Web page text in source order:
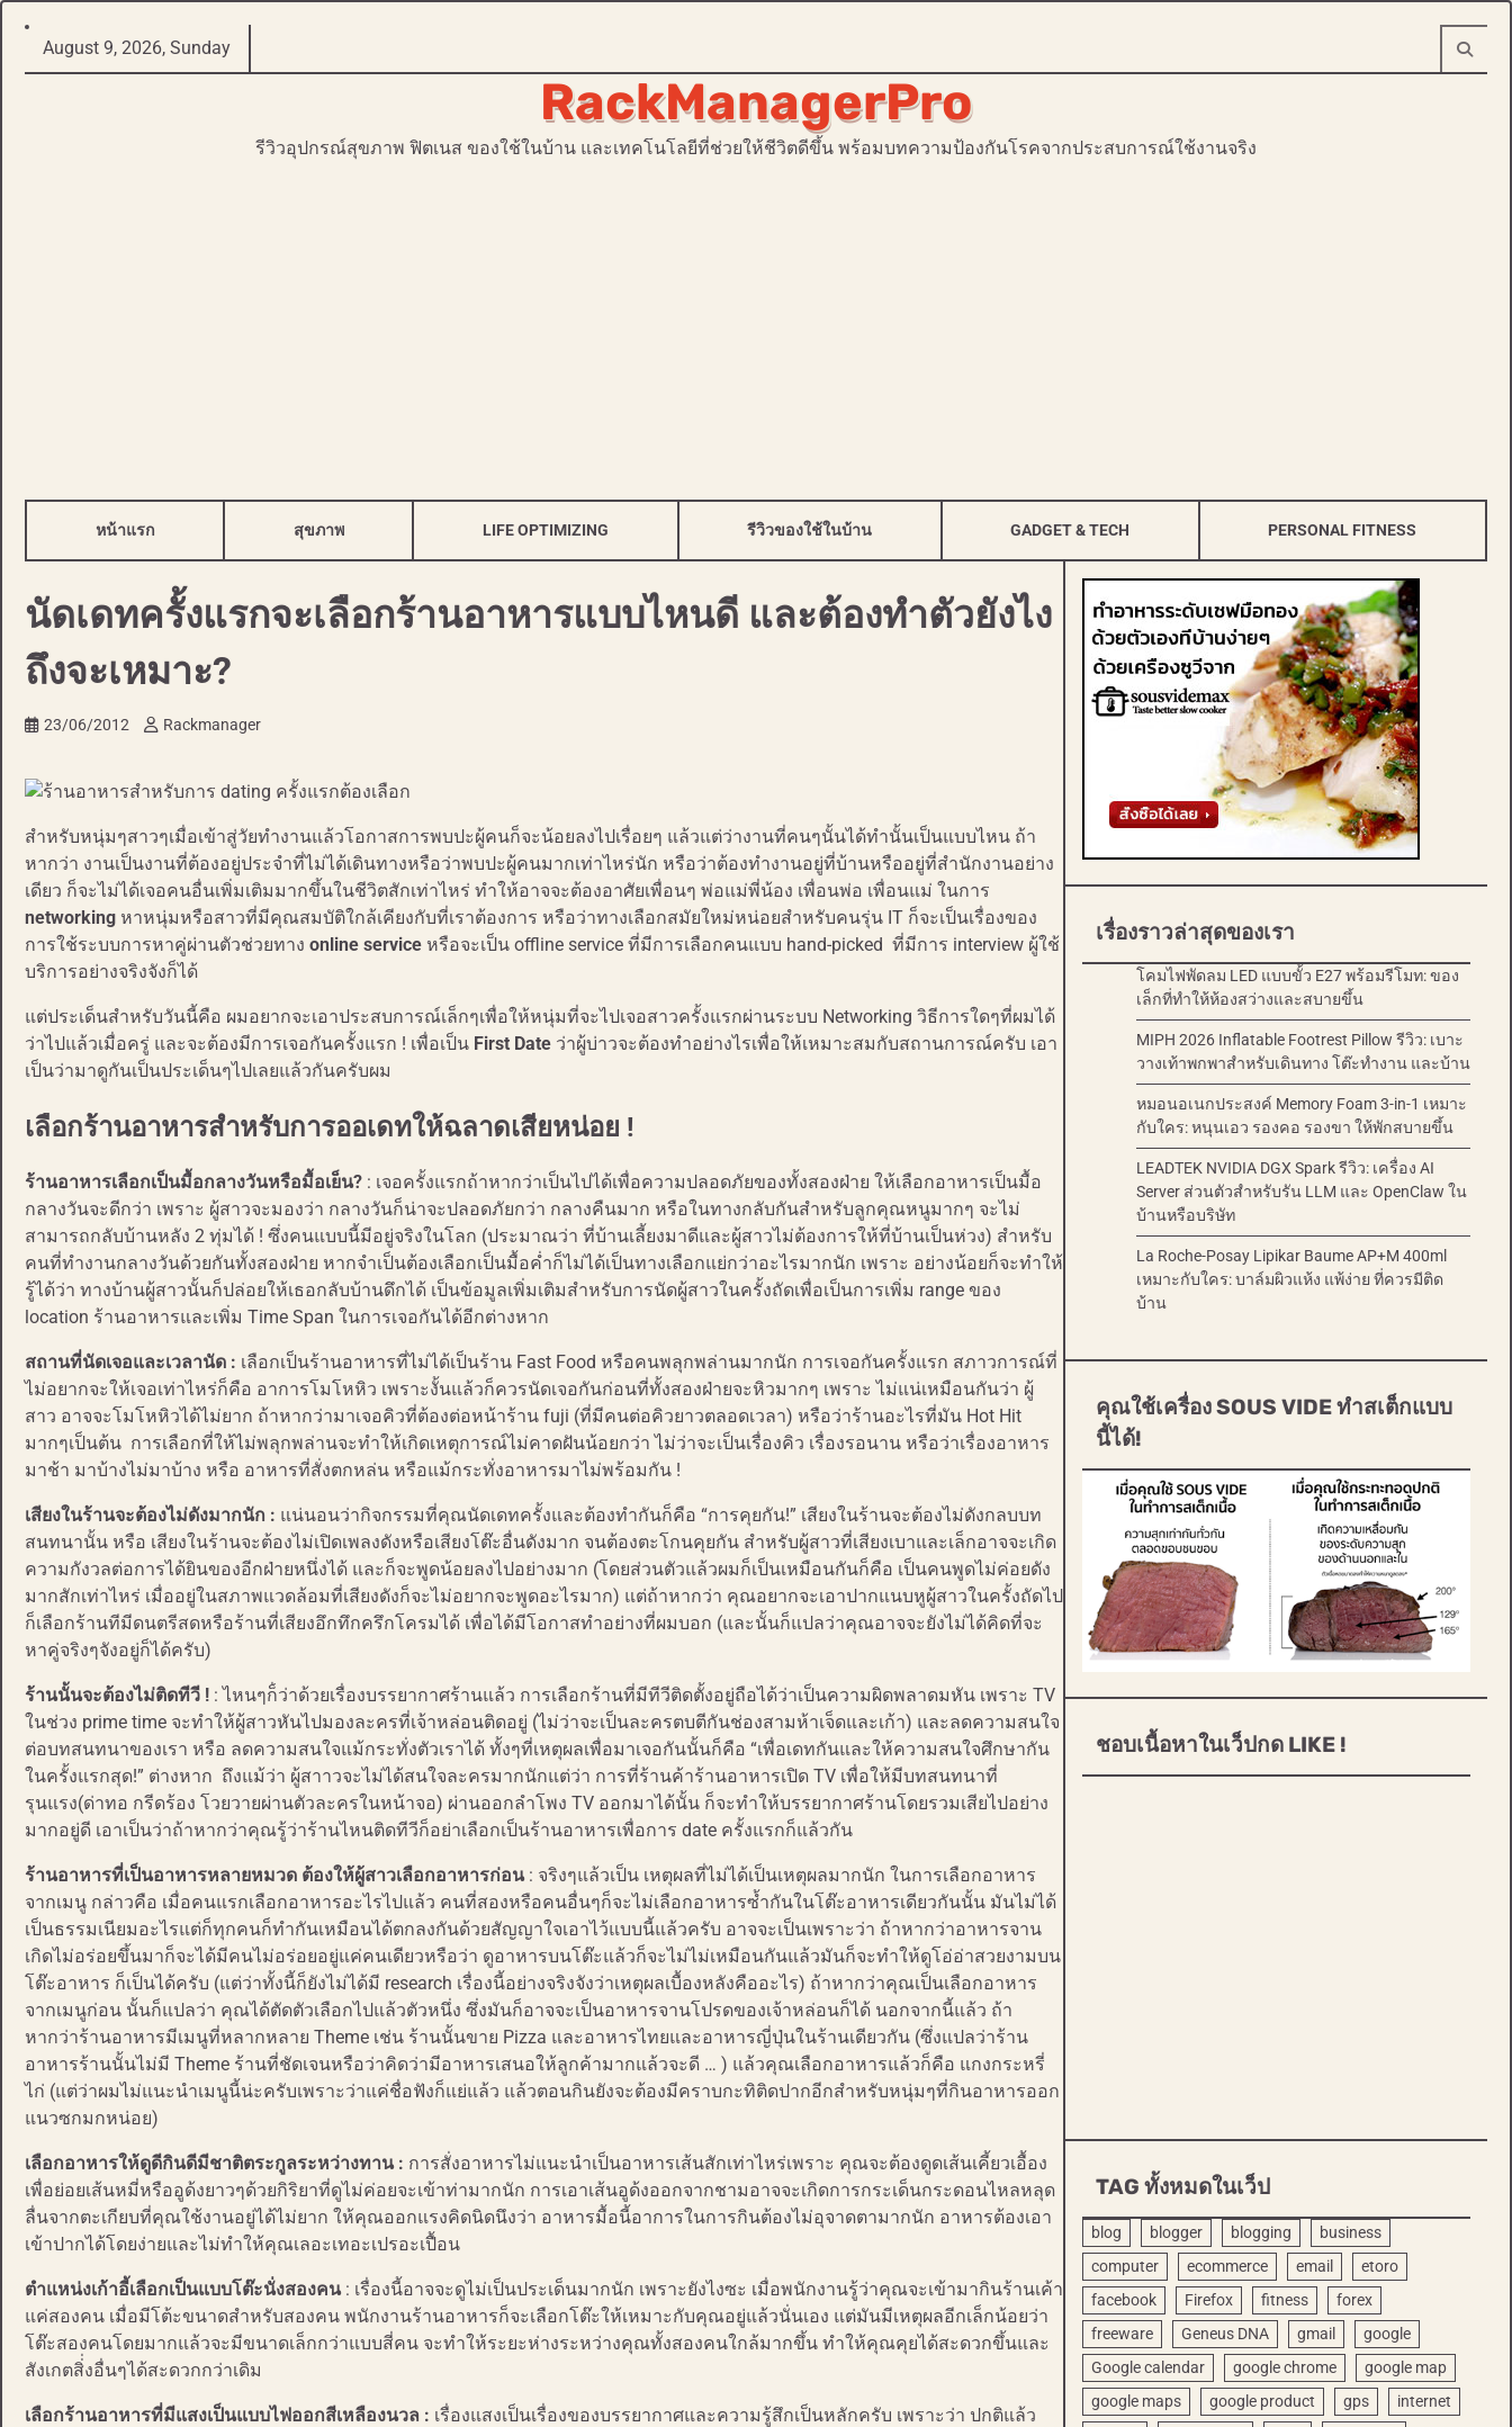
Skip
August 9, 2026, Sunday
RackManagerPro
รีวิวอุปกรณ์สุขภาพ ฟิตเนส ของใช้ในบ้าน และเทคโนโลยีที่ช่วยให้ชีวิตดีขึ้น พร้อมบทความป้องกันโรคจากประสบการณ์ใช้งานจริง
หน้าแรก สุขภาพ LIFE OPTIMIZING รีวิวของใช้ในบ้าน GADGET & TECH PERSONAL FITNESS
นัดเดทครั้งแรกจะเลือกร้านอาหารแบบไหนดี และต้องทำตัวยังไง
ถึงจะเหมาะ?
23/06/2012 Rackmanager
สำหรับหนุ่มๆสาวๆเมื่อเข้าสู่วัยทำงานแล้วโอกาสการพบปะผู้คนก็จะน้อยลงไปเรื่อยๆ แล้วแต่ว่างานที่คนๆนั้นได้ทำนั้นเป็นแบบไหน ถ้า
หากว่า งานเป็นงานที่ต้องอยู่ประจำที่ไม่ได้เดินทางหรือว่าพบปะผู้คนมากเท่าไหร่นัก หรือว่าต้องทำงานอยู่ที่บ้านหรืออยู่ที่สำนักงานอย่าง
เดียว ก็จะไม่ได้เจอคนอื่นเพิ่มเติมมากขึ้นในชีวิตสักเท่าไหร่ ทำให้อาจจะต้องอาศัยเพื่อนๆ พ่อแม่พี่น้อง เพื่อนพ่อ เพื่อนแม่ ในการ
networking หาหนุ่มหรือสาวที่มีคุณสมบัติใกล้เคียงกับที่เราต้องการ หรือว่าทางเลือกสมัยใหม่หน่อยสำหรับคนรุ่น IT ก็จะเป็นเรื่องของ
การใช้ระบบการหาคู่ผ่านตัวช่วยทาง online service หรือจะเป็น offline service ที่มีการเลือกคนแบบ hand-picked ที่มีการ interview ผู้ใช้
บริการอย่างจริงจังก็ได้
แต่ประเด็นสำหรับวันนี้คือ ผมอยากจะเอาประสบการณ์เล็กๆเพื่อให้หนุ่มที่จะไปเจอสาวครั้งแรกผ่านระบบ Networking วิธีการใดๆที่ผมได้
ว่าไปแล้วเมื่อครู่ และจะต้องมีการเจอกันครั้งแรก ! เพื่อเป็น First Date ว่าผู้บ่าวจะต้องทำอย่างไรเพื่อให้เหมาะสมกับสถานการณ์ครับ เอา
เป็นว่ามาดูกันเป็นประเด็นๆไปเลยแล้วกันครับผม
เลือกร้านอาหารสำหรับการออเดทให้ฉลาดเสียหน่อย !
ร้านอาหารเลือกเป็นมื้อกลางวันหรือมื้อเย็น? : เจอครั้งแรกถ้าหากว่าเป็นไปได้เพื่อความปลอดภัยของทั้งสองฝ่าย ให้เลือกอาหารเป็นมื้อ
กลางวันจะดีกว่า เพราะ ผู้สาวจะมองว่า กลางวันก็น่าจะปลอดภัยกว่า กลางคืนมาก หรือในทางกลับกันสำหรับลูกคุณหนูมากๆ จะไม่
สามารถกลับบ้านหลัง 2 ทุ่มได้ ! ซึ่งคนแบบนี้มีอยู่จริงในโลก (ประมาณว่า ที่บ้านเลี้ยงมาดีและผู้สาวไม่ต้องการให้ที่บ้านเป็นห่วง) สำหรับ
คนที่ทำงานกลางวันด้วยกันทั้งสองฝ่าย หากจำเป็นต้องเลือกเป็นมื้อค่ำก็ไม่ได้เป็นทางเลือกแย่กว่าอะไรมากนัก เพราะ อย่างน้อยก็จะทำให้
รู้ได้ว่า ทางบ้านผู้สาวนั้นก็ปล่อยให้เธอกลับบ้านดึกได้ เป็นข้อมูลเพิ่มเติมสำหรับการนัดผู้สาวในครั้งถัดเพื่อเป็นการเพิ่ม range ของ
location ร้านอาหารและเพิ่ม Time Span ในการเจอกันได้อีกต่างหาก
สถานที่นัดเจอและเวลานัด : เลือกเป็นร้านอาหารที่ไม่ได้เป็นร้าน Fast Food หรือคนพลุกพล่านมากนัก การเจอกันครั้งแรก สภาวการณ์ที่
ไม่อยากจะให้เจอเท่าไหร่ก็คือ อาการโมโหหิว เพราะงั้นแล้วก็ควรนัดเจอกันก่อนที่ทั้งสองฝ่ายจะหิวมากๆ เพราะ ไม่แน่เหมือนกันว่า ผู้
สาว อาจจะโมโหหิวได้ไม่ยาก ถ้าหากว่ามาเจอคิวที่ต้องต่อหน้าร้าน fuji (ที่มีคนต่อคิวยาวตลอดเวลา) หรือว่าร้านอะไรที่มัน Hot Hit
มากๆเป็นต้น การเลือกที่ให้ไม่พลุกพล่านจะทำให้เกิดเหตุการณ์ไม่คาดฝันน้อยกว่า ไม่ว่าจะเป็นเรื่องคิว เรื่องรอนาน หรือว่าเรื่องอาหาร
มาช้า มาบ้างไม่มาบ้าง หรือ อาหารที่สั่งตกหล่น หรือแม้กระทั่งอาหารมาไม่พร้อมกัน !
เสียงในร้านจะต้องไม่ดังมากนัก : แน่นอนว่ากิจกรรมที่คุณนัดเดทครั้งและต้องทำกันก็คือ “การคุยกัน!” เสียงในร้านจะต้องไม่ดังกลบบท
สนทนานั้น หรือ เสียงในร้านจะต้องไม่เปิดเพลงดังหรือเสียงโต๊ะอื่นดังมาก จนต้องตะโกนคุยกัน สำหรับผู้สาวที่เสียงเบาและเล็กอาจจะเกิด
ความกังวลต่อการได้ยินของอีกฝ่ายหนึ่งได้ และก็จะพูดน้อยลงไปอย่างมาก (โดยส่วนตัวแล้วผมก็เป็นเหมือนกันก็คือ เป็นคนพูดไม่ค่อยดัง
มากสักเท่าไหร่ เมื่ออยู่ในสภาพแวดล้อมที่เสียงดังก็จะไม่อยากจะพูดอะไรมาก) แต่ถ้าหากว่า คุณอยากจะเอาปากแนบหูผู้สาวในครั้งถัดไป
ก็เลือกร้านทีมีดนตรีสดหรือร้านที่เสียงอึกทึกครึกโครมได้ เพื่อได้มีโอกาสทำอย่างที่ผมบอก (และนั้นก็แปลว่าคุณอาจจะยังไม่ได้คิดที่จะ
หาคู่จริงๆจังอยู่ก็ได้ครับ)
ร้านนั้นจะต้องไม่ติดทีวี ! : ไหนๆก็่ว่าด้วยเรื่องบรรยากาศร้านแล้ว การเลือกร้านที่มีทีวีติดตั้งอยู่ถือได้ว่าเป็นความผิดพลาดมหัน เพราะ TV
ในช่วง prime time จะทำให้ผู้สาวหันไปมองละครที่เจ้าหล่อนติดอยู่ (ไม่ว่าจะเป็นละครตบตีกันช่องสามห้าเจ็ดและเก้า) และลดความสนใจ
ต่อบทสนทนาของเรา หรือ ลดความสนใจแม้กระทั่งตัวเราได้ ทั้งๆที่เหตุผลเพื่อมาเจอกันนั้นก็คือ “เพื่อเดทกันและให้ความสนใจศึกษากัน
ในครั้งแรกสุด!” ต่างหาก ถึงแม้ว่า ผู้สาาวจะไม่ได้สนใจละครมากนักแต่ว่า การที่ร้านค้าร้านอาหารเปิด TV เพื่อให้มีบทสนทนาที่
รุนแรง(ด่าทอ กรีดร้อง โวยวายผ่านตัวละครในหน้าจอ) ผ่านออกลำโพง TV ออกมาได้นั้น ก็จะทำให้บรรยากาศร้านโดยรวมเสียไปอย่าง
มากอยู่ดี เอาเป็นว่าถ้าหากว่าคุณรู้ว่าร้านไหนติดทีวีก็อย่าเลือกเป็นร้านอาหารเพื่อการ date ครั้งแรกก็แล้วกัน
ร้านอาหารที่เป็นอาหารหลายหมวด ต้องให้ผู้สาวเลือกอาหารก่อน : จริงๆแล้วเป็น เหตุผลที่ไม่ได้เป็นเหตุผลมากนัก ในการเลือกอาหาร
จากเมนู กล่าวคือ เมื่อคนแรกเลือกอาหารอะไรไปแล้ว คนที่สองหรือคนอื่นๆก็จะไม่เลือกอาหารซ้ำกันในโต๊ะอาหารเดียวกันนั้น มันไม่ได้
เป็นธรรมเนียมอะไรแต่ก็ทุกคนก็ทำกันเหมือนได้ตกลงกันด้วยสัญญาใจเอาไว้แบบนี้แล้วครับ อาจจะเป็นเพราะว่า ถ้าหากว่าอาหารจาน
เกิดไม่อร่อยขึ้นมาก็จะได้มีคนไม่อร่อยอยู่แค่คนเดียวหรือว่า ดูอาหารบนโต๊ะแล้วก็จะไม่ไม่เหมือนกันแล้วมันก็จะทำให้ดูโอ่อ่าสวยงามบน
โต๊ะอาหาร ก็เป็นได้ครับ (แต่ว่าทั้งนี้ก็ยังไม่ได้มี research เรื่องนี้อย่างจริงจังว่าเหตุผลเบื้องหลังคืออะไร) ถ้าหากว่าคุณเป็นเลือกอาหาร
จากเมนูก่อน นั้นก็แปลว่า คุณได้ตัดตัวเลือกไปแล้วตัวหนึ่ง ซึ่งมันก็อาจจะเป็นอาหารจานโปรดของเจ้าหล่อนก็ได้ นอกจากนี้แล้ว ถ้า
หากว่าร้านอาหารมีเมนูที่หลากหลาย Theme เช่น ร้านนั้นขาย Pizza และอาหารไทยและอาหารญี่ปุ่นในร้านเดียวกัน (ซึ่งแปลว่าร้าน
อาหารร้านนั้นไม่มี Theme ร้านที่ชัดเจนหรือว่าคิดว่ามีอาหารเสนอให้ลูกค้ามากแล้วจะดี … ) แล้วคุณเลือกอาหารแล้วก็คือ แกงกระหรี่
ไก่ (แต่ว่าผมไม่แนะนำเมนูนี้น่ะครับเพราะว่าแค่ชื่อฟังก็แย่แล้ว แล้วตอนกินยังจะต้องมีคราบกะทิติดปากอีกสำหรับหนุ่มๆที่กินอาหารออก
แนวซกมกหน่อย)
เลือกอาหารให้ดูดีกินดีมีชาติตระกูลระหว่างทาน : การสั่งอาหารไม่แนะนำเป็นอาหารเส้นสักเท่าไหร่เพราะ คุณจะต้องดูดเส้นเคี้ยวเอื้อง
เพื่อย่อยเส้นหมี่หรืออูด้งยาวๆด้วยกิริยาที่ดูไม่ค่อยจะเข้าท่ามากนัก การเอาเส้นอูด้งออกจากชามอาจจะเกิดการกระเด็นกระดอนไหลหลุด
ลื่นจากตะเกียบที่คุณใช้งานอยู่ได้ไม่ยาก ให้คุณออกแรงคิดนิดนึงว่า อาหารมื้อนี้อาการในการกินต้องไม่อุจาดตามากนัก อาหารต้องเอา
เข้าปากได้โดยง่ายและไม่ทำให้คุณเลอะเทอะเปรอะเปื้อน
ตำแหน่งเก้าอี้เลือกเป็นแบบโต๊ะนั่งสองคน : เรื่องนี้อาจจะดูไม่เป็นประเด็นมากนัก เพราะยังไงซะ เมื่อพนักงานรู้ว่าคุณจะเข้ามากินร้านเค้า
แค่สองคน เมื่อมีโต้ะขนาดสำหรับสองคน พนักงานร้านอาหารก็จะเลือกโต๊ะให้เหมาะกับคุณอยู่แล้วนั่นเอง แต่มันมีเหตุผลอีกเล็กน้อยว่า
โต๊ะสองคนโดยมากแล้วจะมีขนาดเล็กกว่าแบบสี่คน จะทำให้ระยะห่างระหว่างคุณทั้งสองคนใกล้มากขึ้น ทำให้คุณคุยได้สะดวกขึ้นและ
สังเกตสิ่่งอื่นๆได้สะดวกกว่าเดิม
เลือกร้านอาหารที่มีแสงเป็นแบบไฟออกสีเหลืองนวล : เรื่องแสงเป็นเรื่องของบรรยากาศและความรู้สึกเป็นหลักครับ เพราะว่า ปกติแล้ว
เรื่องราวล่าสุดของเรา
โคมไฟพัดลม LED แบบขั้ว E27 พร้อมรีโมท: ของ
เล็กที่ทำให้ห้องสว่างและสบายขึ้น
MIPH 2026 Inflatable Footrest Pillow รีวิว: เบาะ
วางเท้าพกพาสำหรับเดินทาง โต๊ะทำงาน และบ้าน
หมอนอเนกประสงค์ Memory Foam 3-in-1 เหมาะ
กับใคร: หนุนเอว รองคอ รองขา ให้พักสบายขึ้น
LEADTEK NVIDIA DGX Spark รีวิว: เครื่อง AI
Server ส่วนตัวสำหรับรัน LLM และ OpenClaw ใน
บ้านหรือบริษัท
La Roche-Posay Lipikar Baume AP+M 400ml
เหมาะกับใคร: บาล์มผิวแห้ง แพ้ง่าย ที่ควรมีติด
บ้าน
คุณใช้เครื่อง SOUS VIDE ทำสเต็กแบบ
นี้ได้!
ชอบเนื้อหาในเว็ปกด LIKE !
TAG ทั้งหมดในเว็ป
blog blogger blogging
business
computer
ecommerce email
etoro
facebook
Firefox fitness
forex
freeware
Geneus DNA gmail
google
Google calendar
google chrome
google map
google maps
google product gps
internet